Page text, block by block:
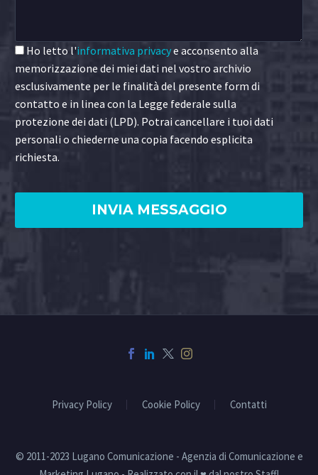
Ho letto l'informativa privacye acconsento alla
memorizzazione dei miei dati nel vostro archivio
esclusivamente per le finalità del presente form di
contatto e in linea con la Legge federale sulla
protezione dei dati (LPD). Potrai cancellare i tuoi dati
personali o chiederne una copia facendo esplicita
richiesta.
Privacy Policy Cookie Policy Contatti
© 2011-2023 Lugano Comunicazione - Agenzia di Comunicazione e